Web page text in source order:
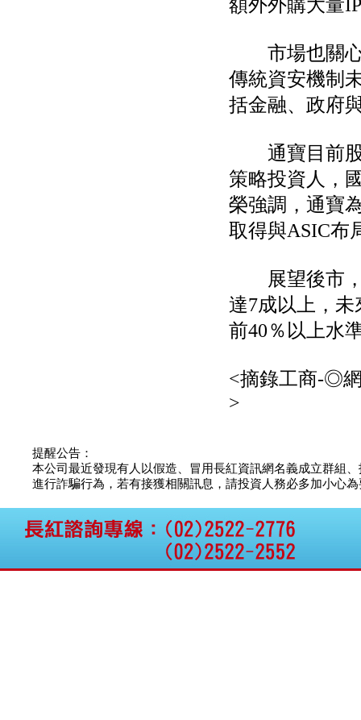
額外外購大量
市場也關心
傳統資安機制
括金融、政府
通寶目前股
策略投資人，
榮強調，通寶
取得與ASIC布
展望後市，
達7成以上，
前40％以上水
<摘錄工商-◎
>
提醒公告：
本公司最近發現有人以假造、冒用長紅資訊網名義成立群組
進行詐騙行為，若有接獲相關訊息，請投資人務必多加小心